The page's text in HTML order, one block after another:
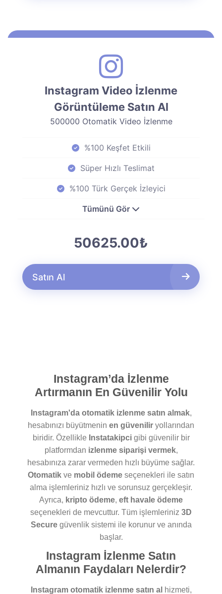
Instagram Video İzlenme
Görüntüleme Satın Al
500000 Otomatik Video İzlenme
%100 Keşfet Etkili
Süper Hızlı Teslimat
%100 Türk Gerçek İzleyici
Tümünü Gör
50625.00₺
Satın Al
Instagram’da İzlenme
Artırmanın En Güvenilir Yolu
Instagram'da otomatik izlenme satın almak,
hesabınızı büyütmenin en güvenilir yollarından
biridir. Özellikle Instatakipcigibi güvenilir bir
platformdan izlenme siparişi vermek,
hesabınıza zarar vermeden hızlı büyüme sağlar.
Otomatik ve mobil ödeme seçenekleri ile satın
alma işlemleriniz hızlı ve sorunsuz gerçekleşir.
Ayrıca, kripto ödeme, eft havale ödeme
seçenekleri de mevcuttur. Tüm işlemleriniz 3D
Securegüvenlik sistemi ile korunur ve anında
başlar.
Instagram İzlenme Satın
Almanın Faydaları Nelerdir?
Instagram otomatik izlenme satın al hizmeti,